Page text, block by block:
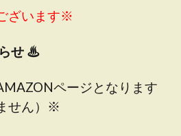
ざいます※
せ ♨
ページとなります
せん）※